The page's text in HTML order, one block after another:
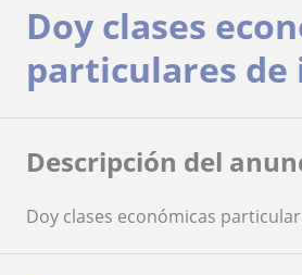
Doy clases
particulares de
Descripción del
Doy clases económicas